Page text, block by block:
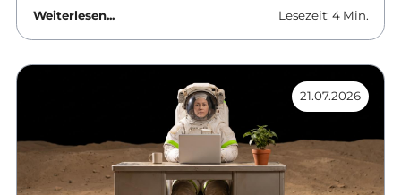
gemeinsam eingesetzt. Dieser Beitrag ordnet
ein, was Docker leistet, wo Kubernetes ansetzt
und ab wann sich der Aufwand einer
vollwertigen Orchestrierung überhaupt rechnet.
Weiterlesen... Lesezeit: 4 Min.
21.07.2026